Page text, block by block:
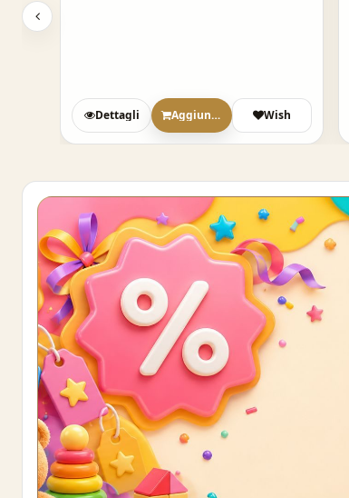
Dettagli Aggiungi Wish